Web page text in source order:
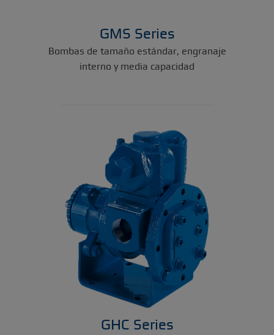
GMS Series
Bombas de tamaño estándar, engranaje
interno y media capacidad
GHC Series